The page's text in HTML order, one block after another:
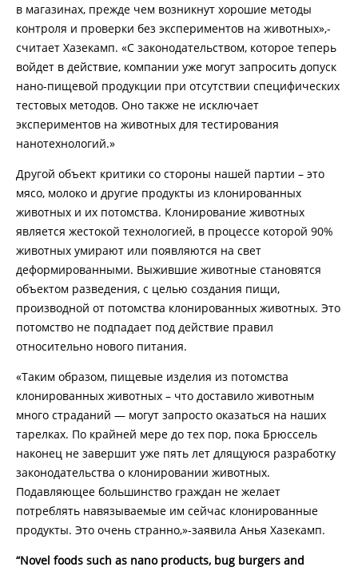
в магазинах, прежде чем возникнут хорошие методы
контроля и проверки без экспериментов на животных»,-
считает Хазекамп. «С законодательством, которое теперь
войдет в действие, компании уже могут запросить допуск
нано-пищевой продукции при отсутствии специфических
тестовых методов. Оно также не исключает
экспериментов на животных для тестирования
нанотехнологий.»
Другой объект критики со стороны нашей партии – это
мясо, молоко и другие продукты из клонированных
животных и их потомства. Клонирование животных
является жестокой технологией, в процессе которой 90%
животных умирают или появляются на свет
деформированными. Выжившие животные становятся
объектом разведения, с целью создания пищи,
производной от потомства клонированных животных. Это
потомство не подпадает под действие правил
относительно нового питания.
«Таким образом, пищевые изделия из потомства
клонированных животных – что доставило животным
много страданий — могут запросто оказаться на наших
тарелках. По крайней мере до тех пор, пока Брюссель
наконец не завершит уже пять лет длящуюся разработку
законодательства о клонировании животных.
Подавляющее большинство граждан не желает
потреблять навязываемые им сейчас клонированные
продукты. Это очень странно,»-заявила Анья Хазекамп.
“Novel foods such as nano products, bug burgers and